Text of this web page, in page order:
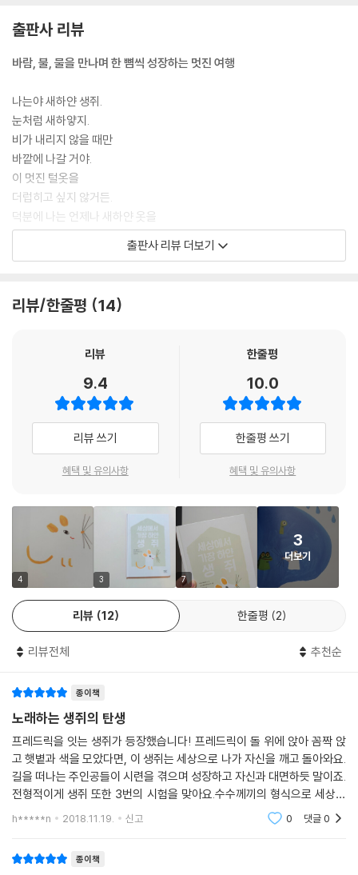
출판사 리뷰
바람, 불, 물을 만나며 한 뼘씩 성장하는 멋진 여행
나는야 새하얀 생쥐.
눈처럼 새하얗지.
비가 내리지 않을 때만
바깥에 나갈 거야.
이 멋진 털옷을
더럽히고 싶지 않거든.
덕분에 나는 언제나 새하얀 옷을
입고 있지!
바람에 날리는 씨앗을 쫓아 더 멀리 나아가게 된다. 너무 멀리 가버린 까닭
찾는 생쥐는 바람, 불, 물의 집을 거치며 자신도 모르는 사이 조금씩 강해지
불의 집에서는 심지어 수염을 그슬리기도 한다.
마침내 ‘세상에서 가장 하얀 생쥐’가 아닌 새카만 생쥐가 돼버리고 만다. 역
경 끝에 물의 집에 이르러서야 푸르른 물결에 휩싸여 다시금 새하얀 생쥐
가 된다. 드디어 집을 찾아 돌아온 생쥐는 달라진 자신을 발견한다. ‘이제
문을 열다. 우리 집은 언제나 활짝 열려 있다고 노래한다. 이제 생쥐는 온몸
이 잿빛이 되어도, 눈처럼 하얀 털이 새카맣게 변해도 개의치 않는다. 폐쇄
적인 생쥐 캐릭터가 긴 여정을 통해 놀랍도록 바뀐 것이다.
겁이 많고 내성적이어서 사교성이 없거나, 밖에 나가기가 두려워 부모와
붙어만 있는 아이들이 있다. 마치 이런 친구들의 마음을 읽어주듯이 생쥐
의 여행은 흥미진진하고 용기 있게 펼쳐지고 결국 꼭꼭 닫아둔 마음을 활
마음속 키가 한 뼘 더 자라 있을 것이다. 생쥐와 바람, 불, 강이 주고받는 대
이끌어간다. 세상에서 가장 새하얀 생쥐의 ‘세상에서 가장 매력적인’ 이야
기이다.
출판사 리뷰 더보기
리뷰/한줄평 14
리뷰
9.4
리뷰 쓰기
혜택 및 유의사항
한줄평
10.0
한줄평 쓰기
혜택 및 유의사항
4 3 7
3
더보기
리뷰 12 한줄평 2
리뷰전체 추천순
종이책
노래하는 생쥐의 탄생
프레드릭을 잇는 생쥐가 등장했습니다! 프레드릭이 돌 위에 앉아 꼼짝 앉
고 햇볕과 색을 모았다면, 이 생쥐는 세상으로 나가 자신을 깨고 돌아와요.
길을 떠나는 주인공들이 시련을 겪으며 성장하고 자신과 대면하듯 말이죠.
전형적이게 생쥐 또한 3번의 시험을 맞아요.수수께끼의 형식으로 세상을
이루는 무언가를 알아내며 스스로 가장 소중하게 생각하던 것을 잃었다 생
h*****n 2018.11.19. 신고 0 댓글0
종이책